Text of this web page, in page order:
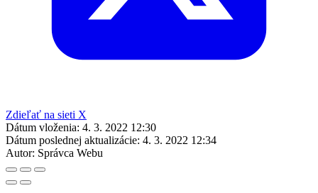
Zdieľať na sieti X
Dátum vloženia: 4. 3. 2022 12:30
Dátum poslednej aktualizácie: 4. 3. 2022 12:34
Autor: Správca Webu